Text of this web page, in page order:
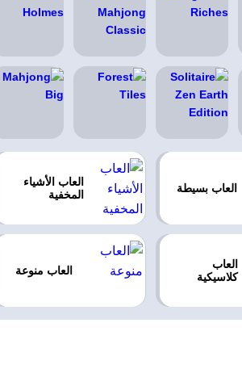
العاب بسيطة
العاب الأشياء
المخفية
العاب
كلاسيكية
العاب منوعة